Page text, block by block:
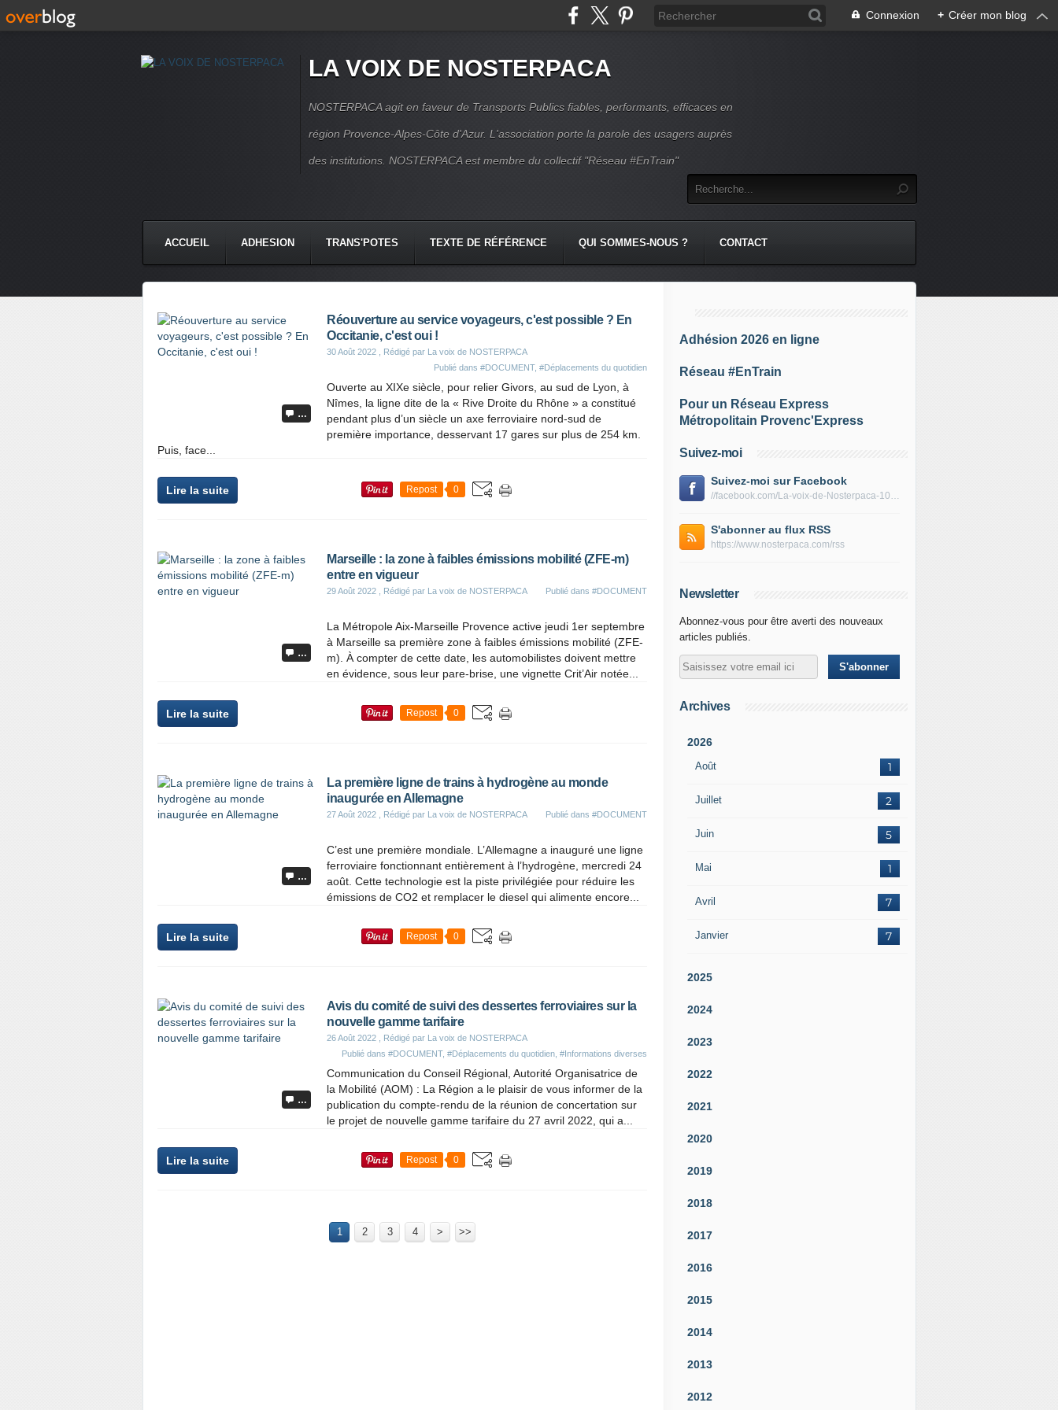
Connexion + Créer mon blog
LA VOIX DE NOSTERPACA
NOSTERPACA agit en faveur de Transports Publics fiables, performants, efficaces en
région Provence-Alpes-Côte d'Azur. L'association porte la parole des usagers auprès
des institutions. NOSTERPACA est membre du collectif "Réseau #EnTrain"
ACCUEIL ADHESION TRANS'POTES TEXTE DE RÉFÉRENCE QUI SOMMES-NOUS ? CONTACT
…
Réouverture au service voyageurs, c'est possible ? En
Occitanie, c'est oui !
30 Août 2022 , Rédigé par La voix de NOSTERPACA
Publié dans #DOCUMENT, #Déplacements du quotidien
Ouverte au XIXe siècle, pour relier Givors, au sud de Lyon, à
Nîmes, la ligne dite de la « Rive Droite du Rhône » a constitué
pendant plus d’un siècle un axe ferroviaire nord-sud de
première importance, desservant 17 gares sur plus de 254 km.
Puis, face...
Lire la suite Repost 0
…
Marseille : la zone à faibles émissions mobilité (ZFE-m)
entre en vigueur
29 Août 2022 , Rédigé par La voix de NOSTERPACA Publié dans #DOCUMENT
La Métropole Aix-Marseille Provence active jeudi 1er septembre
à Marseille sa première zone à faibles émissions mobilité (ZFE-
m). À compter de cette date, les automobilistes doivent mettre
en évidence, sous leur pare-brise, une vignette Crit’Air notée...
Lire la suite Repost 0
…
La première ligne de trains à hydrogène au monde
inaugurée en Allemagne
27 Août 2022 , Rédigé par La voix de NOSTERPACA Publié dans #DOCUMENT
C’est une première mondiale. L’Allemagne a inauguré une ligne
ferroviaire fonctionnant entièrement à l’hydrogène, mercredi 24
août. Cette technologie est la piste privilégiée pour réduire les
émissions de CO2 et remplacer le diesel qui alimente encore...
Lire la suite Repost 0
…
Avis du comité de suivi des dessertes ferroviaires sur la
nouvelle gamme tarifaire
26 Août 2022 , Rédigé par La voix de NOSTERPACA
Publié dans #DOCUMENT, #Déplacements du quotidien #Informations diverses
Communication du Conseil Régional, Autorité Organisatrice de
la Mobilité (AOM) : La Région a le plaisir de vous informer de la
publication du compte-rendu de la réunion de concertation sur
le projet de nouvelle gamme tarifaire du 27 avril 2022, qui a...
Lire la suite Repost 0
1 2 3 4 > >>
Adhésion 2026 en ligne
Réseau #EnTrain
Pour un Réseau Express
Métropolitain Provenc'Express
Suivez-moi
Suivez-moi sur Facebook
//facebook.com/La-voix-de-Nosterpaca-106434384284735
S'abonner au flux RSS
https://www.nosterpaca.com/rss
Newsletter
Abonnez-vous pour être averti des nouveaux
articles publiés.
Archives
2026
Août 1
Juillet 2
Juin 5
Mai 1
Avril 7
Janvier 7
2025
2024
2023
2022
2021
2020
2019
2018
2017
2016
2015
2014
2013
2012